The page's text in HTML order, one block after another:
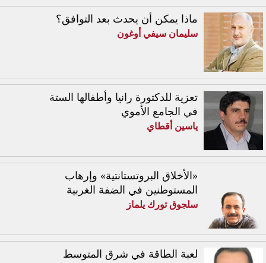
ماذا يمكن أن يحدث بعد التوافق؟
سليمان سيفي أوغون
تعزية للدكتورة رانيا وأطفالها الستة
في الجامع الأموي
ياسين أقطاي
«الأخلاق البروتستانتية» وإرهاب
المستوطنين في الضفة الغربية
سلجوق تورك يلماز
لعبة الطاقة في شرق المتوسط